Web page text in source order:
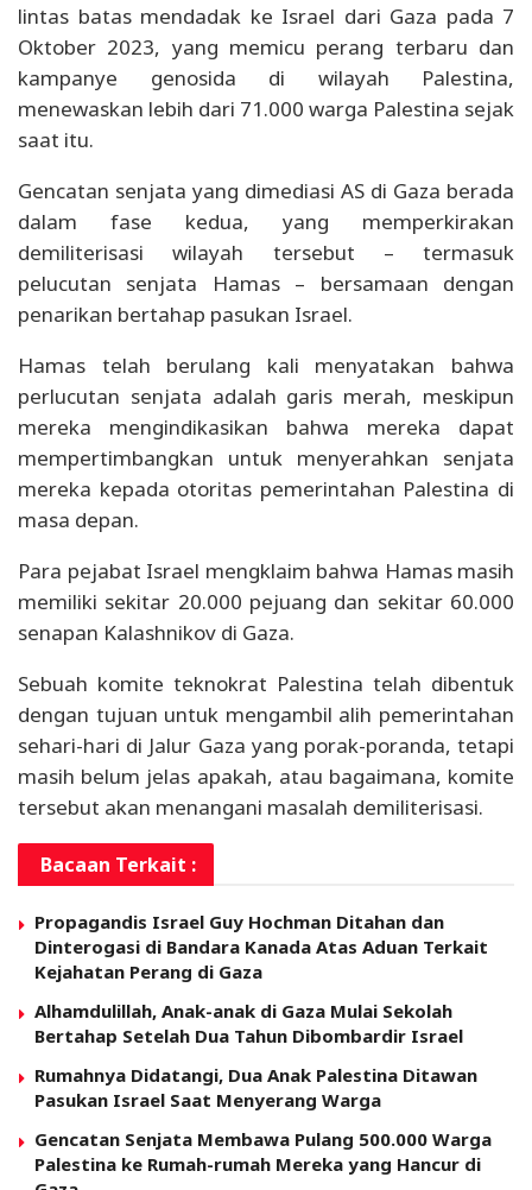
lintas batas mendadak ke Israel dari Gaza pada 7
Oktober 2023, yang memicu perang terbaru dan
kampanye genosida di wilayah Palestina,
menewaskan lebih dari 71.000 warga Palestina sejak
saat itu.
Gencatan senjata yang dimediasi AS di Gaza berada
dalam fase kedua, yang memperkirakan
demiliterisasi wilayah tersebut – termasuk
pelucutan senjata Hamas – bersamaan dengan
penarikan bertahap pasukan Israel.
Hamas telah berulang kali menyatakan bahwa
perlucutan senjata adalah garis merah, meskipun
mereka mengindikasikan bahwa mereka dapat
mempertimbangkan untuk menyerahkan senjata
mereka kepada otoritas pemerintahan Palestina di
masa depan.
Para pejabat Israel mengklaim bahwa Hamas masih
memiliki sekitar 20.000 pejuang dan sekitar 60.000
senapan Kalashnikov di Gaza.
Sebuah komite teknokrat Palestina telah dibentuk
dengan tujuan untuk mengambil alih pemerintahan
sehari-hari di Jalur Gaza yang porak-poranda, tetapi
masih belum jelas apakah, atau bagaimana, komite
tersebut akan menangani masalah demiliterisasi.
Bacaan Terkait :
Propagandis Israel Guy Hochman Ditahan dan
Dinterogasi di Bandara Kanada Atas Aduan Terkait
Kejahatan Perang di Gaza
Alhamdulillah, Anak-anak di Gaza Mulai Sekolah
Bertahap Setelah Dua Tahun Dibombardir Israel
Rumahnya Didatangi, Dua Anak Palestina Ditawan
Pasukan Israel Saat Menyerang Warga
Gencatan Senjata Membawa Pulang 500.000 Warga
Palestina ke Rumah-rumah Mereka yang Hancur di